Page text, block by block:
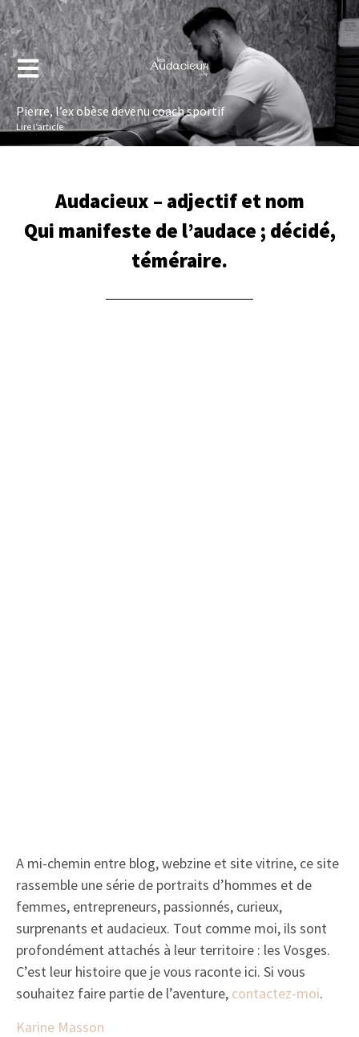
Pierre, l’ex obèse devenu coach sportif
Lire l’article
Audacieux – adjectif et nom
Qui manifeste de l’audace ; décidé,
téméraire.
A mi-chemin entre blog, webzine et site vitrine, ce site
rassemble une série de portraits d’hommes et de
femmes, entrepreneurs, passionnés, curieux,
surprenants et audacieux. Tout comme moi, ils sont
profondément attachés à leur territoire : les Vosges.
C’est leur histoire que je vous raconte ici. Si vous
souhaitez faire partie de l’aventure, contactez-moi.
Karine Masson